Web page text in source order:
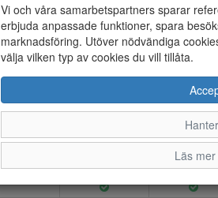
40 41
Vi och våra samarbetspartners sparar
erbjuda anpassade funktioner, spara
marknadsföring. Utöver nödvändiga
välja vilken typ av cookies du vill tillåta.
Läs